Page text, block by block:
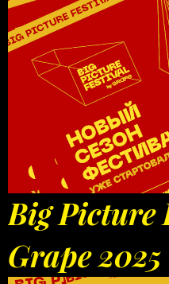
Big Picture
Grape 2025